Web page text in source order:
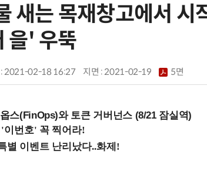
새는 목재창고에서 시
을' 우뚝
: 2021-02-18 16:27 지면 :2021-02-19 5면
스(FinOps)와 토큰 거버넌스 (8/21 잠실역)